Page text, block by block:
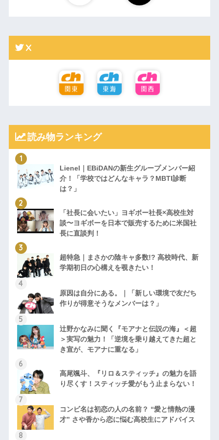
X
読み物ランキング
Lienel｜EBiDANの新生グループメンバー紹
介！「学校ではどんなキャラ？MBTI診断
は？」
「社長に会いたい」ヨギボー社長×高校生対
談〜ヨギボーを日本で販売するために米国社
長に直談判！
超特急｜まさかの陰キャ多数!? 高校時代、新
学期初日の心構えを覗きたい！
原因は自分にある。｜「新しい環境で友だち
作りが得意そうなメンバーは？」
辻野かなみに聞く『モアナと伝説の海』＜超
＞実写の魅力！「逆境を乗り越えてきた超と
き宣が、モアナに重なる」
高尾颯斗、『リロ＆スティッチ』の魅力を語
り尽くす！スティッチ愛がもう止まらない！
コンビ名は初恋の人の名前？ “愛と情熱の漫
才” さや香から恋に悩む高校生にアドバイス